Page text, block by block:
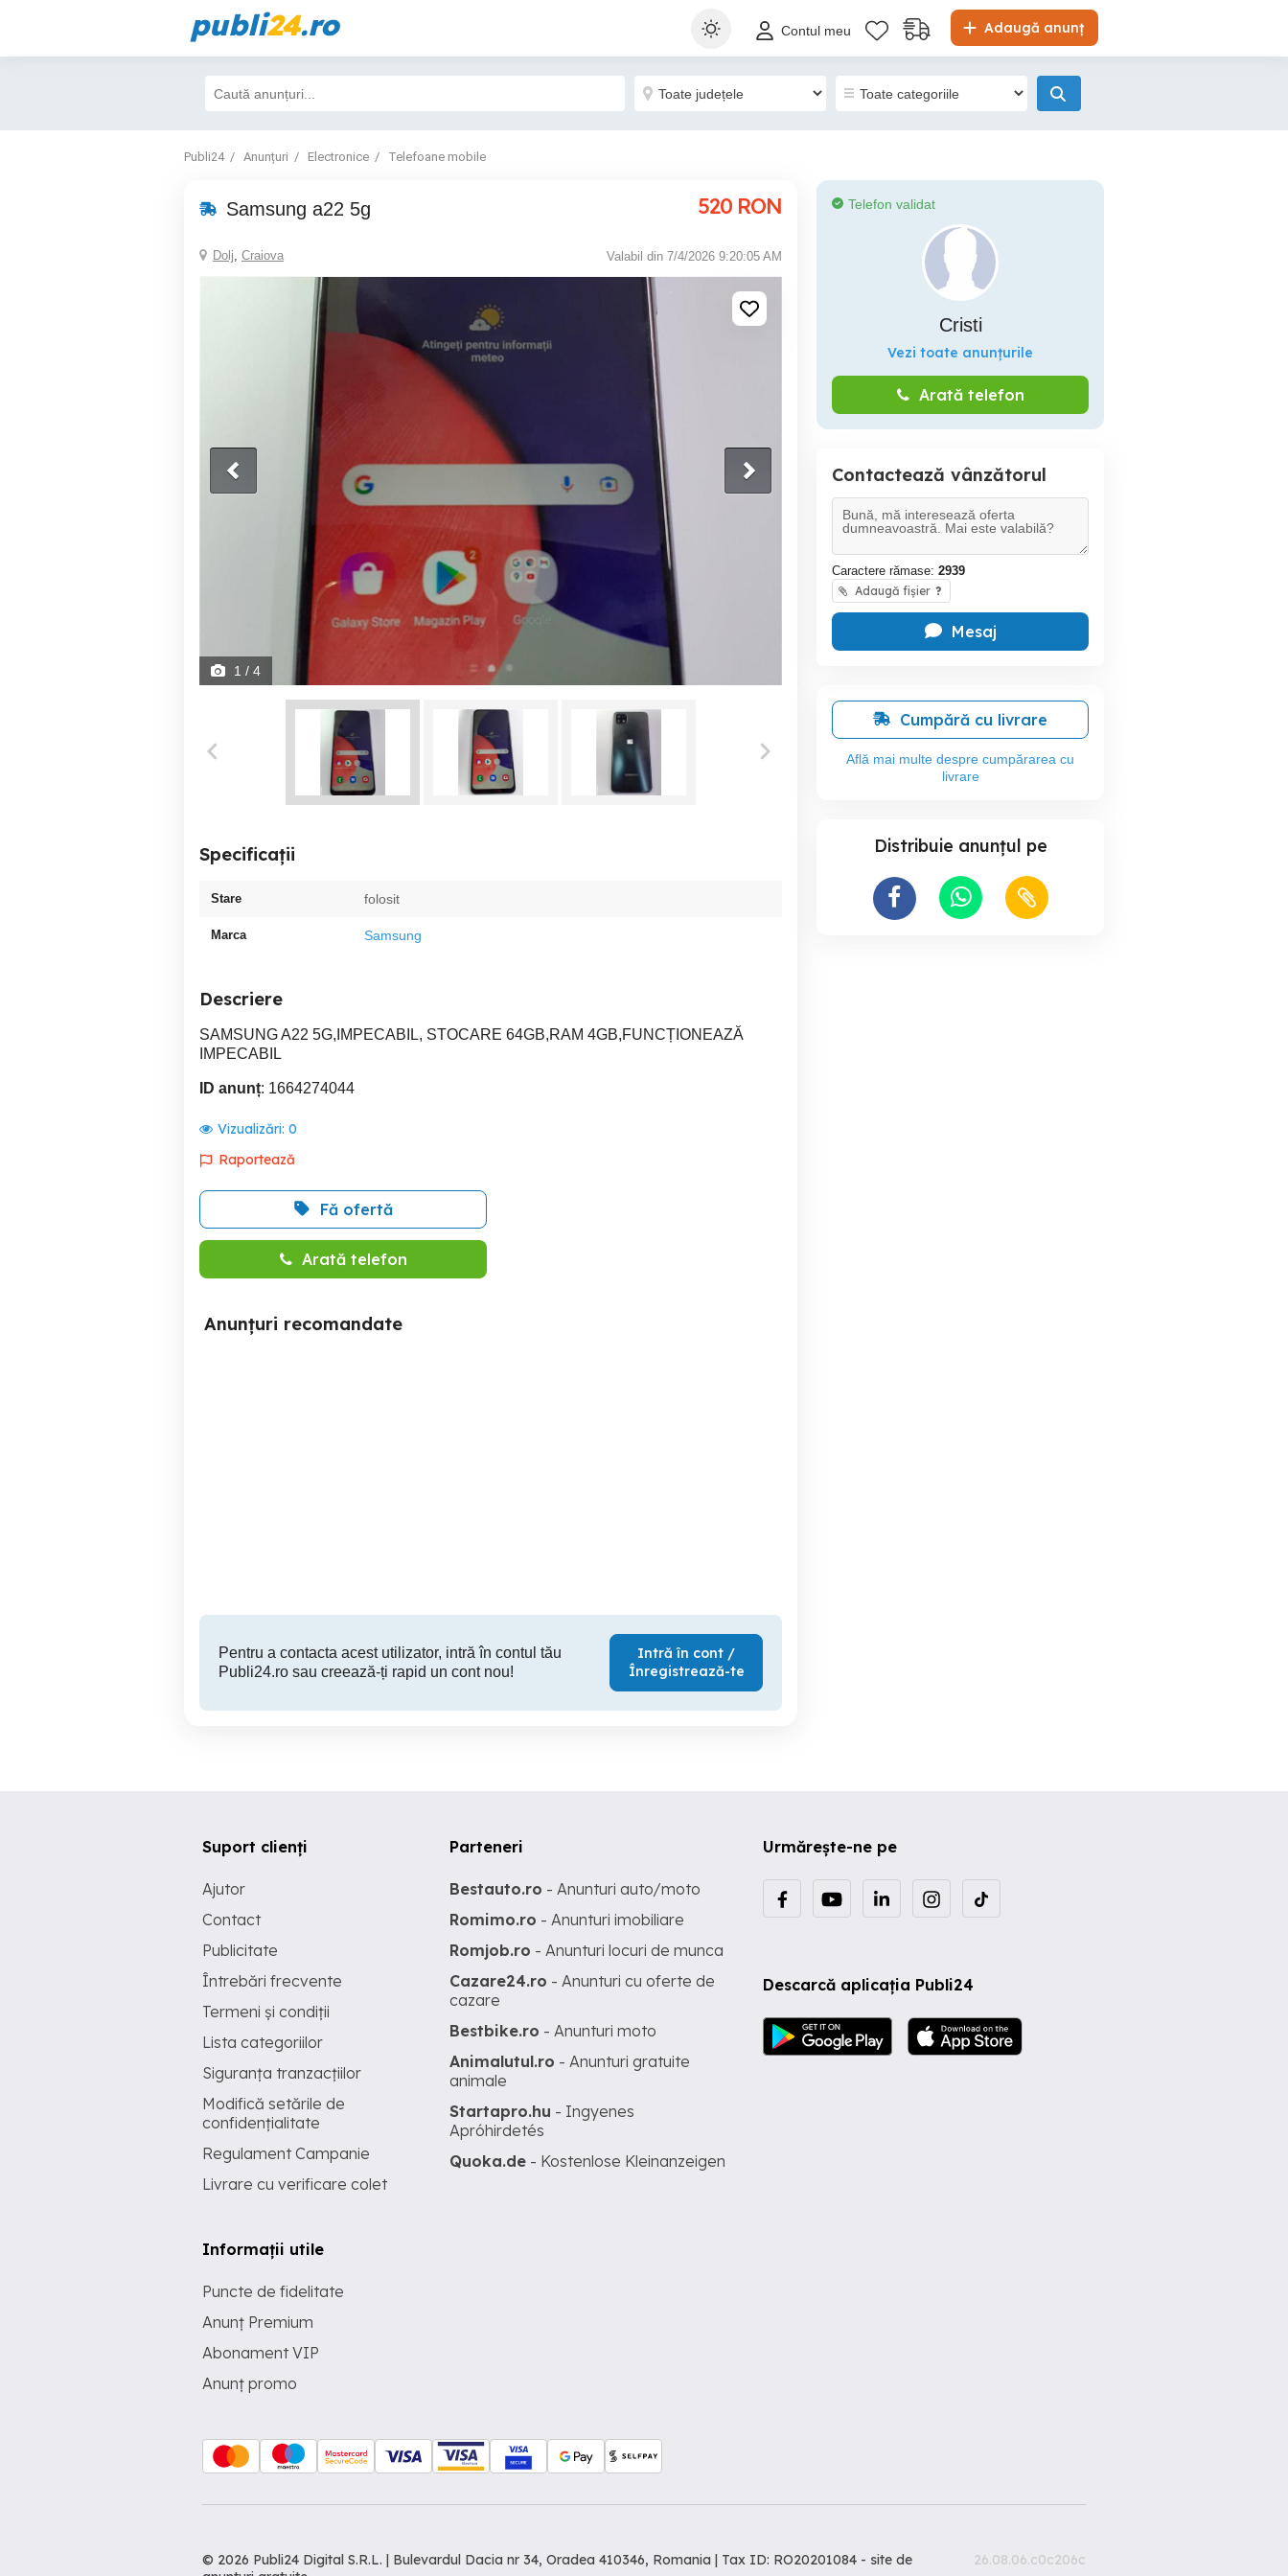
publi24.ro Adaugă anunț
Contul meu
Publi24 Anunțuri Electronice Telefoane mobile
Samsung a22 5g 520 RON
Dolj, Craiova Valabil din 7/4/2026 9:20:05 AM
1 / 4
Specificații
Stare folosit
Marca Samsung
Descriere
SAMSUNG A22 5G,IMPECABIL, STOCARE 64GB,RAM 4GB,FUNCȚIONEAZĂ
IMPECABIL
ID anunț: 1664274044
Vizualizări: 0
Raportează
Fă ofertă
Arată telefon
Anunțuri recomandate
Pentru a contacta acest utilizator, intră în contul tău
Publi24.ro sau creează-ți rapid un cont nou!
Intră în cont /
Înregistrează-te
Telefon validat
Cristi
Vezi toate anunțurile
Arată telefon
Contactează vânzătorul
Caractere rămase: 2939
Adaugă fișier ?
Mesaj
Cumpără cu livrare
Află mai multe despre cumpărarea cu
livrare
Distribuie anunțul pe
Urmărește-ne pe
Descarcă aplicația Publi24
Suport clienți
Ajutor
Contact
Publicitate
Întrebări frecvente
Termeni și condiții
Lista categoriilor
Siguranța tranzacțiilor
Modifică setările de
confidențialitate
Regulament Campanie
Livrare cu verificare colet
Informații utile
Puncte de fidelitate
Anunț Premium
Abonament VIP
Anunț promo
Parteneri
Bestauto.ro - Anunturi auto/moto
Romimo.ro - Anunturi imobiliare
Romjob.ro - Anunturi locuri de munca
Cazare24.ro - Anunturi cu oferte de
cazare
Bestbike.ro - Anunturi moto
Animalutul.ro - Anunturi gratuite
animale
Startapro.hu - Ingyenes
Apróhirdetés
Quoka.de - Kostenlose Kleinanzeigen
© 2026 Publi24 Digital S.R.L. | Bulevardul Dacia nr 34, Oradea 410346, Romania | Tax ID: RO20201084 - site de
26.08.06.c0c206c